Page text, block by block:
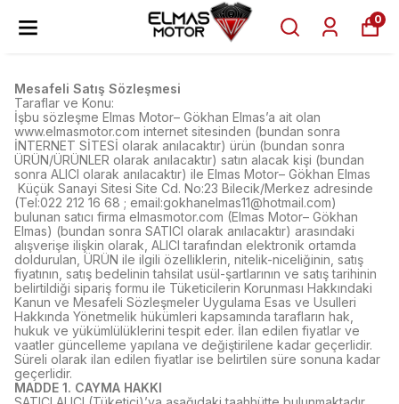
0
Mesafeli Satış Sözleşmesi
Taraflar ve Konu:
İşbu sözleşme Elmas Motor– Gökhan Elmas’a ait olan
www.elmasmotor.com internet sitesinden (bundan sonra
İNTERNET SİTESİ olarak anılacaktır) ürün (bundan sonra
ÜRÜN/ÜRÜNLER olarak anılacaktır) satın alacak kişi (bundan
sonra ALICI olarak anılacaktır) ile Elmas Motor– Gökhan Elmas
Küçük Sanayi Sitesi Site Cd. No:23 Bilecik/Merkez adresinde
(Tel:022 212 16 68 ; email:gokhanelmas11@hotmail.com)
bulunan satıcı firma elmasmotor.com (Elmas Motor– Gökhan
Elmas) (bundan sonra SATICI olarak anılacaktır) arasındaki
alışverişe ilişkin olarak, ALICI tarafından elektronik ortamda
doldurulan, ÜRÜN ile ilgili özelliklerin, nitelik-niceliğinin, satış
fiyatının, satış bedelinin tahsilat usül-şartlarının ve satış tarihinin
belirtildiği sipariş formu ile Tüketicilerin Korunması Hakkındaki
Kanun ve Mesafeli Sözleşmeler Uygulama Esas ve Usulleri
Hakkında Yönetmelik hükümleri kapsamında tarafların hak,
hukuk ve yükümlülüklerini tespit eder. İlan edilen fiyatlar ve
vaatler güncelleme yapılana ve değiştirilene kadar geçerlidir.
Süreli olarak ilan edilen fiyatlar ise belirtilen süre sonuna kadar
geçerlidir.
MADDE 1. CAYMA HAKKI